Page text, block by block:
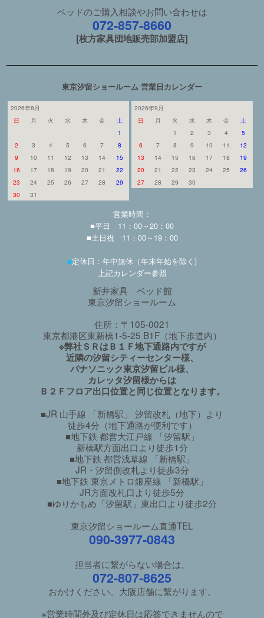
ベッドのご購入相談やお問い合わせは
072-857-8660
[枚方家具団地販売部加盟店]
東京汐留ショールーム 営業日カレンダー
2026年8月
日
月 火 水 木 金
土
1
2
3 4 5 6 7
8
9
10 11 12 13 14
15
16
17 18 19 20 21
22
23
24 25 26 27 28
29
30
31
2026年9月
日
月 火 水 木 金
土
1
2 3 4
5
6
7 8 9 10 11
12
13
14 15 16 17 18
19
20
21 22 23 24 25
26
27
28 29 30
営業時間：
■平日 11：00～20：00
■土日祝 11：00～19：00
■定休日：年中無休（年末年始を除く)
上記カレンダー参照
新井家具 ベッド館
東京汐留ショールーム
住所：〒105-0021
東京都港区東新橋1-5-25 B1F（地下歩道内）
※弊社ＳＲはＢ１Ｆ地下通路内ですが
近隣の汐留シティーセンター様、
パナソニック東京汐留ビル様、
カレッタ汐留様からは
Ｂ２Ｆフロア出口位置と同じ位置となります。
■JR 山手線 「新橋駅」 汐留改札（地下）より
徒歩4分（地下通路が便利です）
■地下鉄 都営大江戸線 「汐留駅」
新橋駅方面出口より徒歩1分
■地下鉄 都営浅草線 「新橋駅」
JR・汐留側改札より徒歩3分
■地下鉄 東京メトロ銀座線 「新橋駅」
JR方面改札口より徒歩5分
■ゆりかもめ「汐留駅」東出口より徒歩2分
東京汐留ショールーム直通TEL
090-3977-0843
担当者に繋がらない場合は、
072-807-8625
おかけください。大阪店舗に繋がります。
※営業時間外及び定休日は応答できませんので